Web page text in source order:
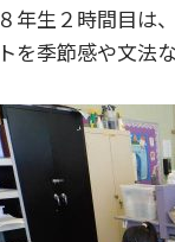
８年生２時間目は
トを季節感や文法